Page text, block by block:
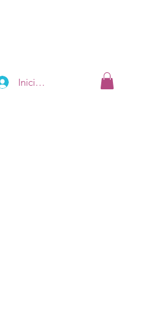
Iniciar sesión